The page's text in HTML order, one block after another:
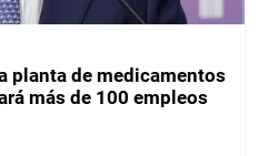
planta de medicamentos
más de 100 empleos